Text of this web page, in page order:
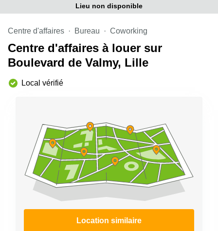
Lieu non disponible
Centre d'affaires Bureau Coworking
Centre d'affaires à louer sur
Boulevard de Valmy, Lille
Local vérifié
Location similaire